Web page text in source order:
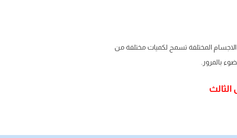
المختلفة تسمح لكميات مختلفة من
بالمرور.